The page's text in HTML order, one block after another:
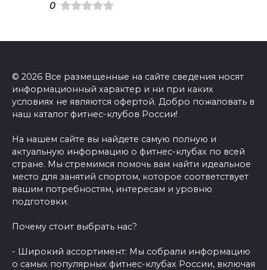
0
© 2026 Все размещенные на сайте сведения носят
информационный характер и ни при каких
условиях не являются офертой. Добро пожаловать в
наш каталог фитнес-клубов России!
На нашем сайте вы найдете самую полную и
актуальную информацию о фитнес-клубах по всей
стране. Мы стремимся помочь вам найти идеальное
место для занятий спортом, которое соответствует
вашим потребностям, интересам и уровню
подготовки.
Почему стоит выбрать нас?
- Широкий ассортимент: Мы собрали информацию
о самых популярных фитнес-клубах России, включая